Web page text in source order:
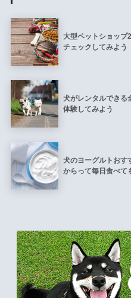
大型ペットショップ
チェックしてみよう
犬がレンタルできる
体験してみよう
犬のヨーグルトおす
からって毎日食べて